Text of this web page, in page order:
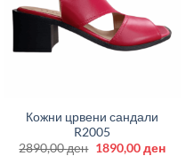
Кожни црвени сандали
R2005
2890,00ден Original
1890,00ден